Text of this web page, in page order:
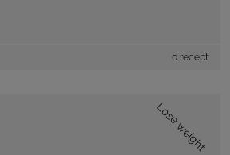
0 recept
Lose weight